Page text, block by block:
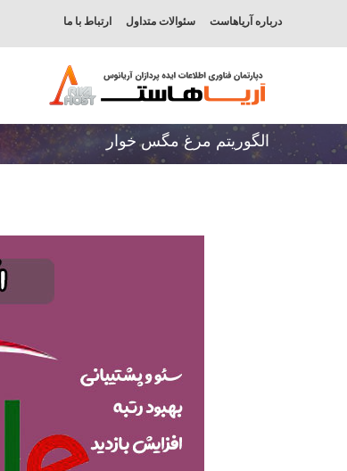
درباره آریاهاست سئوالات متداول ارتباط با ما
الگوریتم مرغ مگس خوار